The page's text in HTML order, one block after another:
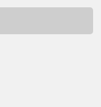
menu